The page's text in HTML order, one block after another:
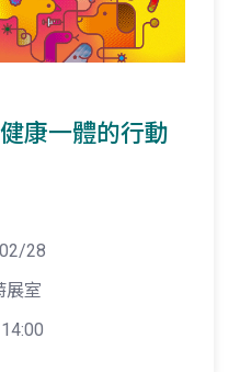
康一體的行動
28
展室